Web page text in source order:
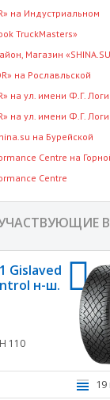
на Индустриальном
TruckMasters»
, Магазин
на Рославльской
на ул. имени Ф.Г.
на ул. имени Ф.Г.
на Бурейской
Centre на
Centre
Gislaved
н-ш.
H 110